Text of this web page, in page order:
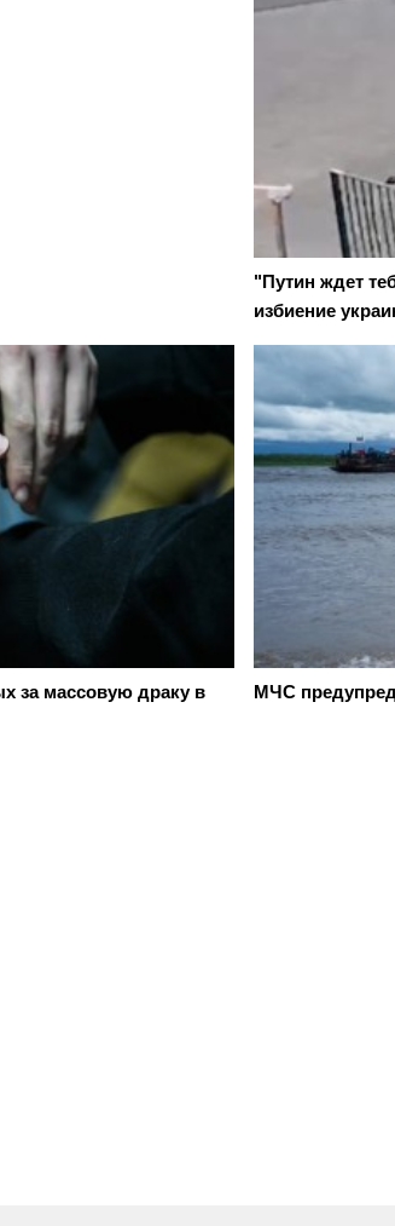
"Путин ждет
избиение
за массовую драку в
МЧС